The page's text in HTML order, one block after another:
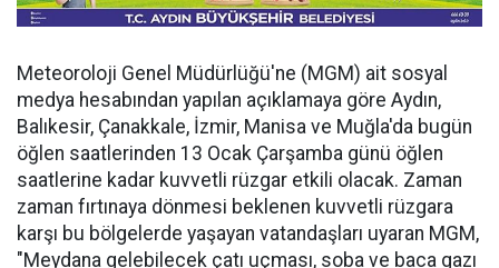
Meteoroloji Genel Müdürlüğü'ne (MGM) ait sosyal
medya hesabından yapılan açıklamaya göre Aydın,
Balıkesir, Çanakkale, İzmir, Manisa ve Muğla'da bugün
öğlen saatlerinden 13 Ocak Çarşamba günü öğlen
saatlerine kadar kuvvetli rüzgar etkili olacak. Zaman
zaman fırtınaya dönmesi beklenen kuvvetli rüzgara
karşı bu bölgelerde yaşayan vatandaşları uyaran MGM,
"Meydana gelebilecek çatı uçması, soba ve baca gazı